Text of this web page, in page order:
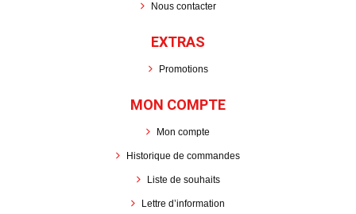
Nous contacter
EXTRAS
Promotions
MON COMPTE
Mon compte
Historique de commandes
Liste de souhaits
Lettre d’information